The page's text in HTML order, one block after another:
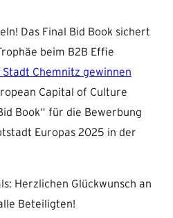
Das Final Bid Book sichert
beim B2B Effie
Stadt Chemnitz gewinnen
Capital of Culture
Book“ für die Bewerbung
Europas 2025 in der
Herzlichen Glückwunsch an
Beteiligten!